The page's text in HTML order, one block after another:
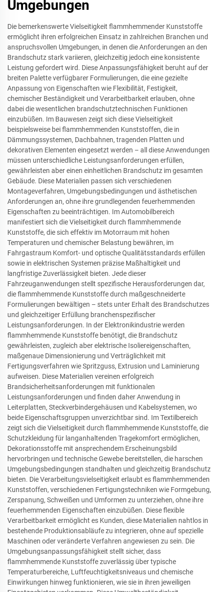
Umgebungen
Die bemerkenswerte Vielseitigkeit flammhemmender Kunststoffe
ermöglicht ihren erfolgreichen Einsatz in zahlreichen Branchen und
anspruchsvollen Umgebungen, in denen die Anforderungen an den
Brandschutz stark variieren, gleichzeitig jedoch eine konsistente
Leistung gefordert wird. Diese Anpassungsfähigkeit beruht auf der
breiten Palette verfügbarer Formulierungen, die eine gezielte
Anpassung von Eigenschaften wie Flexibilität, Festigkeit,
chemischer Beständigkeit und Verarbeitbarkeit erlauben, ohne
dabei die wesentlichen brandschutztechnischen Funktionen
einzubüßen. Im Bauwesen zeigt sich diese Vielseitigkeit
beispielsweise bei flammhemmenden Kunststoffen, die in
Dämmungssystemen, Dachbahnen, tragenden Platten und
dekorativen Elementen eingesetzt werden – all diese Anwendungen
müssen unterschiedliche Leistungsanforderungen erfüllen,
gewährleisten aber einen einheitlichen Brandschutz im gesamten
Gebäude. Diese Materialien passen sich verschiedenen
Montageverfahren, Umgebungsbedingungen und ästhetischen
Anforderungen an, ohne ihre grundlegenden feuerhemmenden
Eigenschaften zu beeinträchtigen. Im Automobilbereich
manifestiert sich die Vielseitigkeit durch flammhemmende
Kunststoffe, die sich effektiv im Motorraum mit hohen
Temperaturen und chemischer Belastung bewähren, im
Fahrgastraum Komfort- und optische Qualitätsstandards erfüllen
sowie in elektrischen Systemen präzise Maßhaltigkeit und
langfristige Zuverlässigkeit bieten. Jede dieser
Fahrzeuganwendungen stellt spezifische Herausforderungen dar,
die flammhemmende Kunststoffe durch maßgeschneiderte
Formulierungen bewältigen – stets unter Erhalt des Brandschutzes
und gleichzeitiger Erfüllung branchenspezifischer
Leistungsanforderungen. In der Elektronikindustrie werden
flammhemmende Kunststoffe benötigt, die Brandschutz
gewährleisten, zugleich aber elektrische Isoliereigenschaften,
maßgenaue Dimensionierung und Verträglichkeit mit
Fertigungsverfahren wie Spritzguss, Extrusion und Laminierung
aufweisen. Diese Materialien vereinen erfolgreich
Brandsicherheitsanforderungen mit funktionalen
Leistungsanforderungen und finden daher Anwendung in
Leiterplatten, Steckverbindergehäusen und Kabelsystemen, wo
beide Eigenschaftsgruppen unverzichtbar sind. Im Textilbereich
zeigt sich die Vielseitigkeit durch flammhemmende Kunststoffe, die
Schutzkleidung für langanhaltenden Tragekomfort ermöglichen,
Dekorationsstoffe mit ansprechendem Erscheinungsbild
hervorbringen und technische Gewebe bereitstellen, die harschen
Umgebungsbedingungen standhalten und gleichzeitig Brandschutz
bieten. Die Verarbeitungsvielseitigkeit erlaubt es flammhemmenden
Kunststoffen, verschiedenen Fertigungstechniken wie Formgebung,
Zerspanung, Schweißen und Umformen zu unterziehen, ohne ihre
feuerhemmenden Eigenschaften einzubüßen. Diese flexible
Verarbeitbarkeit ermöglicht es Kunden, diese Materialien nahtlos in
bestehende Produktionsabläufe zu integrieren, ohne auf spezielle
Maschinen oder veränderte Verfahren angewiesen zu sein. Die
Umgebungsanpassungsfähigkeit stellt sicher, dass
flammhemmende Kunststoffe zuverlässig über typische
Temperaturbereiche, Luftfeuchtigkeitsniveaus und chemische
Einwirkungen hinweg funktionieren, wie sie in ihren jeweiligen